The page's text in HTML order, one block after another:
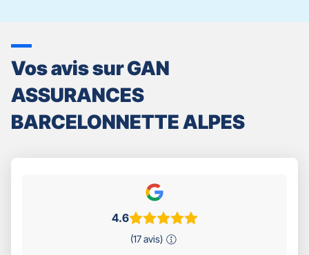
Vos avis sur GAN
ASSURANCES
BARCELONNETTE ALPES
4.6
(17 avis)